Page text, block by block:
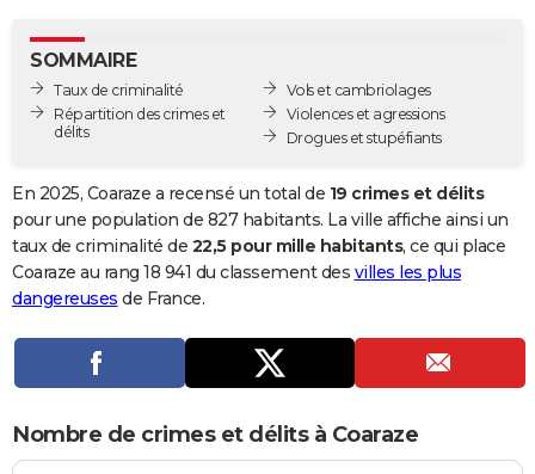
GUIDES D'ACHAT
BONS PLANS
Carte de Noël
Carte Bonne année
Carte Saint-Valentin
Carte Pâques
Carte d'anniversaire
DICTIONNAIRE
Dictionnaire
Biographies
Citations
Expressions
Proverbes
PROGRAMME TV
Se connecter
Entreprises
Service militaire
Avis de recherche
AVIS DE DÉCÈS
Bricolage
Lifestyle
Culture
Sport
Auto
Television
Voyage
Cinema
SOMMAIRE
Taux de criminalité
Répartition des crimes et
délits
Vols et cambriolages
Violences et agressions
Drogues et stupéfiants
En 2025, Coaraze a recensé un total de 19 crimes et délits
pour une population de 827 habitants. La ville affiche ainsi un
taux de criminalité de 22,5 pour mille habitants, ce qui place
Coaraze au rang 18 941 du classement des villes les plus
dangereuses de France.
Nombre de crimes et délits à Coaraze